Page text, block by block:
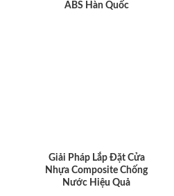
ABS Hàn Quốc
Giải Pháp Lắp Đặt Cửa
Nhựa Composite Chống
Nước Hiệu Quả